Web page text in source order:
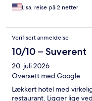
Lisa, reise på 2 netter
Verifisert anmeldelse
10/10 – Suverent
20. juli 2026
Oversett med Google
Lækkert hotel med
restaurant. Ligger lige